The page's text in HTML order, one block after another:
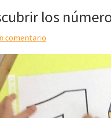
los
comentario